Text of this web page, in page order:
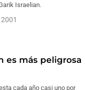
Israelian.
es más peligrosa
cada año casi uno por